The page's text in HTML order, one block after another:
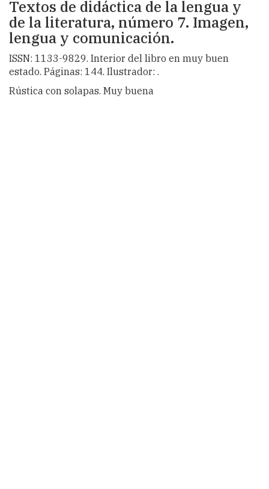
Textos de didáctica de la lengua y
de la literatura, número 7. Imagen,
lengua y comunicación.
ISSN: 1133-9829. Interior del libro en muy buen
estado. Páginas: 144. Ilustrador: .
Rústica con solapas. Muy buena